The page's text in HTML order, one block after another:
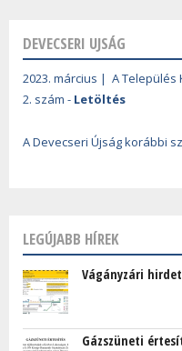
DEVECSERI UJSÁG
2023. március | A Település
2. szám - Letöltés
A Devecseri Újság korábbi
LEGÚJABB HÍREK
Vágányzári
Gázszüneti